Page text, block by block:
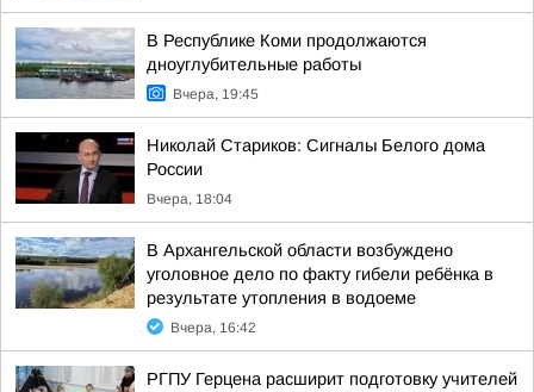
В Республике Коми продолжаются
дноуглубительные работы
Вчера, 19:45
Николай Стариков: Сигналы Белого дома
России
Вчера, 18:04
В Архангельской области возбуждено
уголовное дело по факту гибели ребёнка в
результате утопления в водоеме
Вчера, 16:42
РГПУ Герцена расширит подготовку учителей